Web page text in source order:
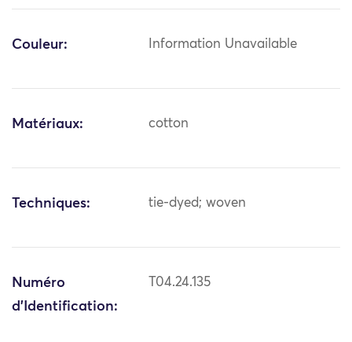
Couleur: Information Unavailable
Matériaux: cotton
Techniques: tie-dyed; woven
Numéro
d'Identification:
T04.24.135